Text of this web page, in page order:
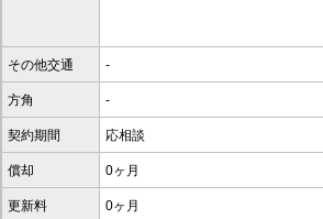
その他交通 -
方角 -
契約期間 応相談
償却 0ヶ月
更新料 0ヶ月